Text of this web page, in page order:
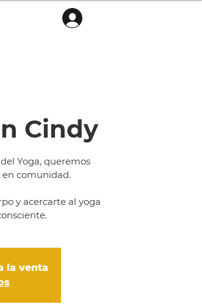
Cindy
Yoga, queremos
comunidad.
y acercarte al yoga
la venta